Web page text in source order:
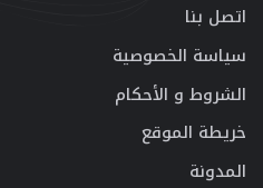
اتصل بنا
سياسة الخصوصية
الشروط و الأحكام
خريطة الموقع
المدونة